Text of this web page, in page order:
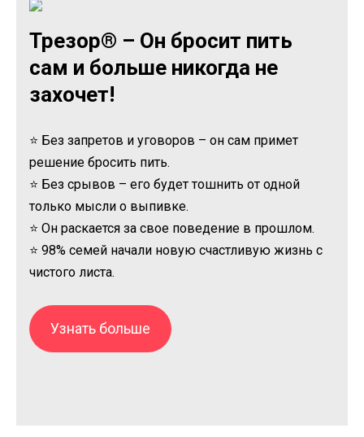
Трезор® – Он бросит пить
сам и больше никогда не
захочет!
⭐ Без запретов и уговоров – он сам примет
решение бросить пить.
⭐ Без срывов – его будет тошнить от одной
только мысли о выпивке.
⭐ Он раскается за свое поведение в прошлом.
⭐ 98% семей начали новую счастливую жизнь с
чистого листа.
Узнать больше